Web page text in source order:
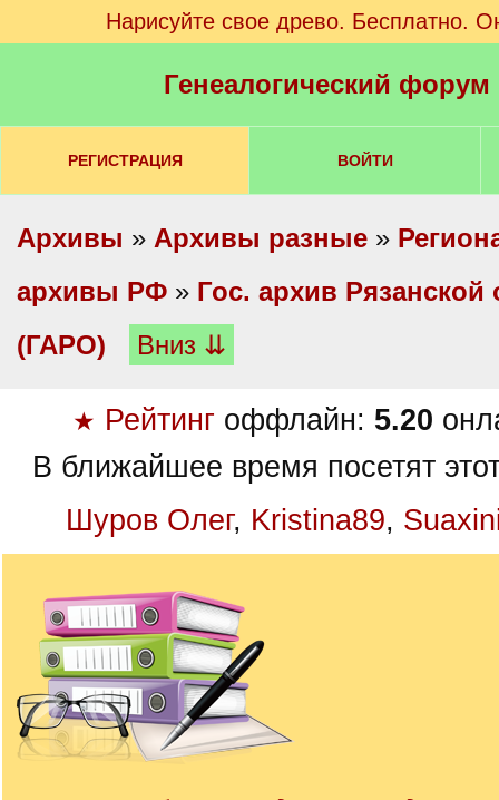
Нарисуйте свое древо. Бесплатно.
Генеалогический
РЕГИСТРАЦИЯ ВОЙТИ
Архивы » Архивы разные »
архивы РФ » Гос. архив Рязанской
(ГАРО)
Вниз ⇊
★ Рейтинг оффлайн: 5.20
В ближайшее время посетят
Шуров Олег, Kristina89,